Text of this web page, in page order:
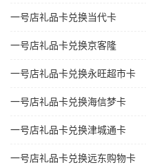
一号店礼品卡兑换当代卡
一号店礼品卡兑换京客隆
一号店礼品卡兑换永旺超市卡
一号店礼品卡兑换海信梦卡
一号店礼品卡兑换津城通卡
一号店礼品卡兑换远东购物卡